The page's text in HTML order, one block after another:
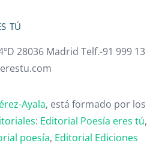
tú
28036 Madrid Telf.-91 999 13
Ayala, está formado por los
: Editorial Poesía eres tú,
poesía, Editorial Ediciones